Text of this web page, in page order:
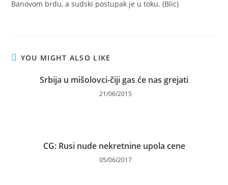
Banovom brdu, a sudski postupak je u toku. (Blic)
YOU MIGHT ALSO LIKE
Srbija u mišolovci-čiji gas će nas grejati
21/06/2015
CG: Rusi nude nekretnine upola cene
05/06/2017